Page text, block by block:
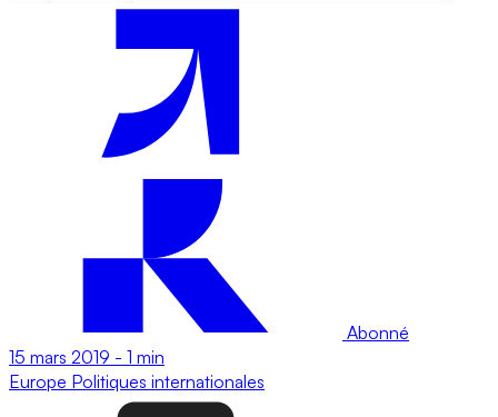
Abonné
15 mars 2019 - 1 min
Europe Politiques internationales